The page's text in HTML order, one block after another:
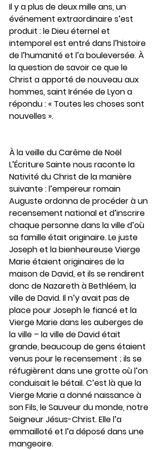
Il y a plus de deux mille ans, un
événement extraordinaire s’est
produit : le Dieu éternel et
intemporel est entré dans l’histoire
de l’humanité et l’a bouleversée. À
la question de savoir ce que le
Christ a apporté de nouveau aux
hommes, saint Irénée de Lyon a
répondu : « Toutes les choses sont
nouvelles ».
À la veille du Carême de Noël
L’Écriture Sainte nous raconte la
Nativité du Christ de la manière
suivante : l’empereur romain
Auguste ordonna de procéder à un
recensement national et d’inscrire
chaque personne dans la ville d’où
sa famille était originaire. Le juste
Joseph et la bienheureuse Vierge
Marie étaient originaires de la
maison de David, et ils se rendirent
donc de Nazareth à Bethléem, la
ville de David. Il n’y avait pas de
place pour Joseph le fiancé et la
Vierge Marie dans les auberges de
la ville – la ville de David était
grande, beaucoup de gens étaient
venus pour le recensement ; ils se
réfugièrent dans une grotte où l’on
conduisait le bétail. C’est là que la
Vierge Marie a donné naissance à
son Fils, le Sauveur du monde, notre
Seigneur Jésus-Christ. Elle l’a
emmailloté et l’a déposé dans une
mangeoire.